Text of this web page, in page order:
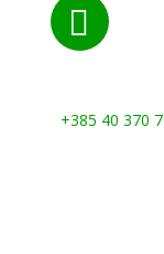

+385 40 370